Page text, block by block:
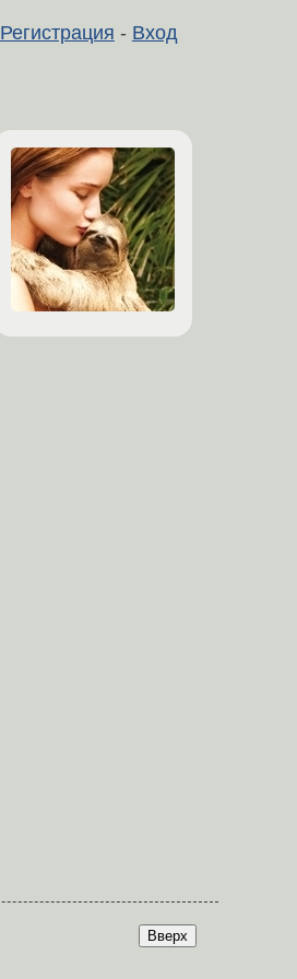
Регистрация - Вход
Вверх